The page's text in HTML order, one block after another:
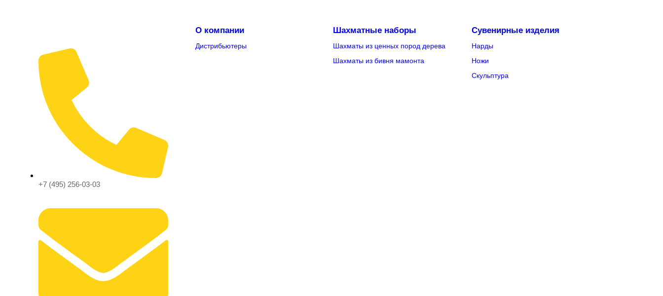
+7 (495) 256-03-03
О компании
Дистрибьютеры
Шахматные наборы
Шахматы из ценных пород дерева
Шахматы из бивня мамонта
Сувенирные изделия
Нарды
Ножи
Скульптура